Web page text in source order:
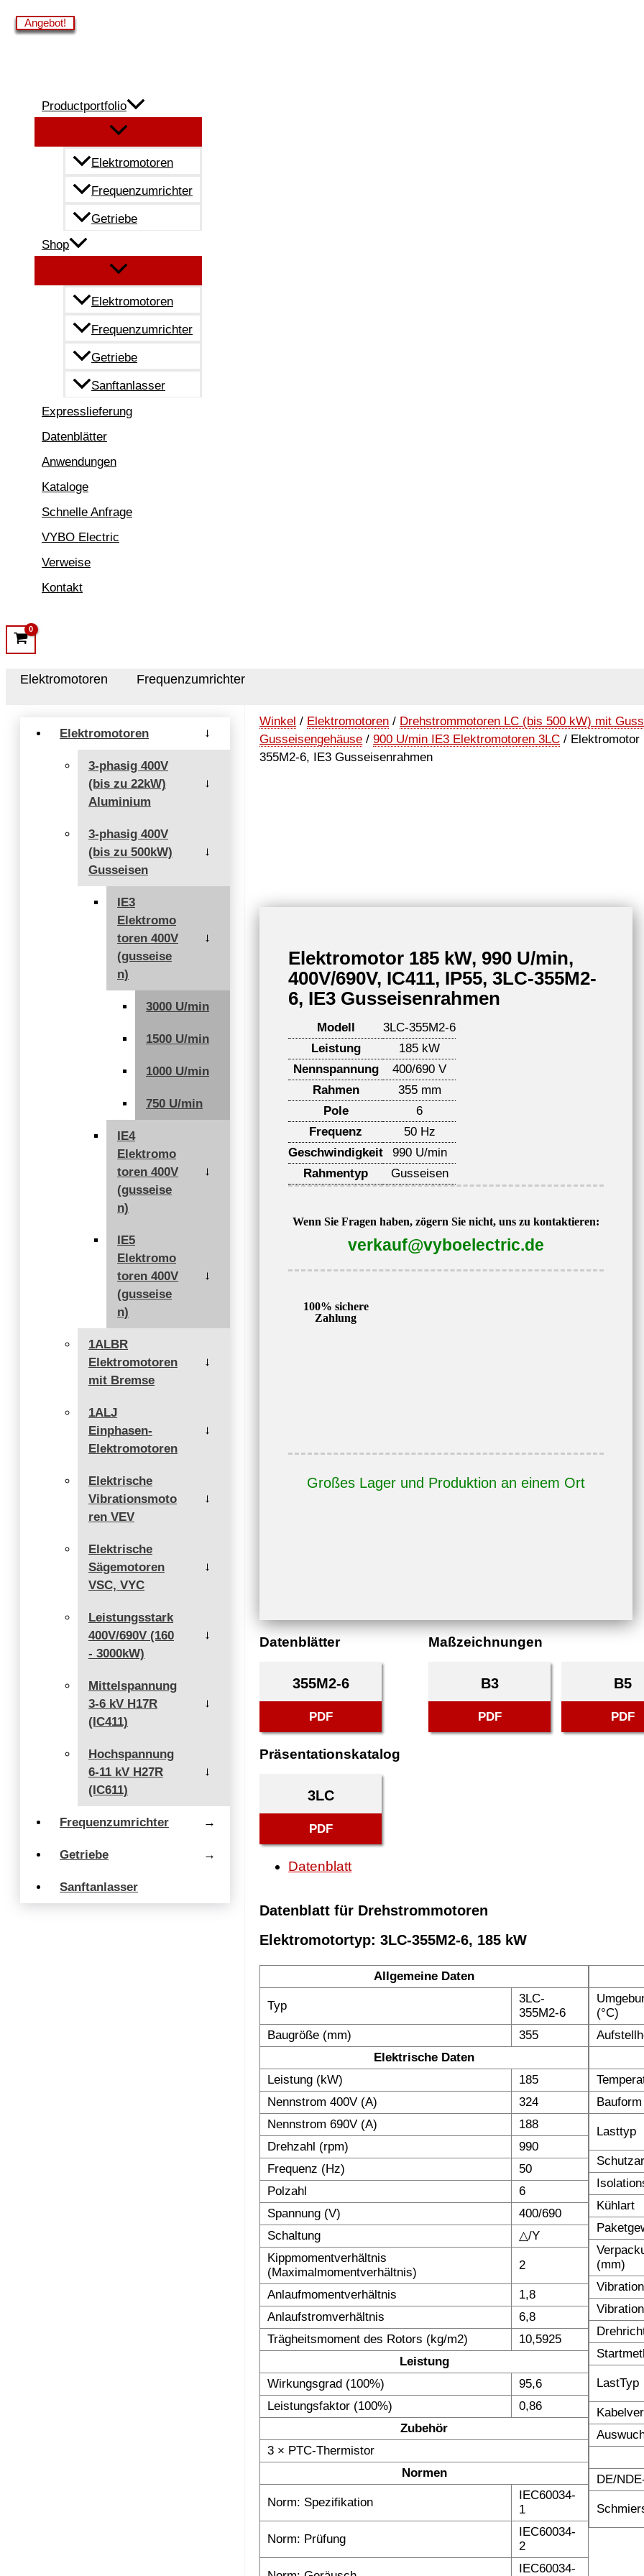
Zum
Inhalt
Productportfolio
Elektromotoren
Frequenzumrichter
Getriebe
Shop
Elektromotoren
Frequenzumrichter
Getriebe
Sanftanlasser
Expresslieferung
Datenblätter
Anwendungen
Kataloge
Schnelle Anfrage
VYBO Electric
Verweise
Kontakt
Elektromotoren Frequenzumrichter
Elektromotoren →
3-phasig 400V
(bis zu 22kW)
Aluminium
→
3-phasig 400V
(bis zu 500kW)
Gusseisen
→
IE3
Elektromo
toren 400V
(gusseise
n)
→
3000 U/min
1500 U/min
1000 U/min
750 U/min
IE4
Elektromo
toren 400V
(gusseise
n)
→
IE5
Elektromo
toren 400V
(gusseise
n)
→
1ALBR
Elektromotoren
mit Bremse
→
1ALJ
Einphasen-
Elektromotoren
→
Elektrische
Vibrationsmoto
ren VEV
→
Elektrische
Sägemotoren
VSC, VYC
→
Leistungsstark
400V/690V (160
- 3000kW)
→
Mittelspannung
3-6 kV H17R
(IC411)
→
Hochspannung
6-11 kV H27R
(IC611)
→
Frequenzumrichter →
Getriebe →
Sanftanlasser
Winkel / Elektromotoren / Drehstrommotoren LC (bis 500 kW) mit
Gusseisengehäuse /900 U/min IE3 Elektromotoren 3LC / Elektromotor
355M2-6, IE3 Gusseisenrahmen
Elektromotor 185 kW, 990 U/min,
400V/690V, IC411, IP55, 3LC-355M2-
6, IE3 Gusseisenrahmen
Modell
3LC-355M2-6
Leistung
185 kW
Nennspannung
400/690 V
Rahmen
355 mm
Pole
6
Frequenz
50 Hz
Geschwindigkeit
990 U/min
Rahmentyp
Gusseisen
Wenn Sie Fragen haben, zögern Sie nicht, uns zu kontaktieren:
verkauf@vyboelectric.de
100% sichere
Zahlung
Großes Lager und Produktion an einem Ort
Datenblätter
355M2-6
PDF
Maßzeichnungen
B3
PDF
B5
PDF
Präsentationskatalog
3LC
PDF
Datenblatt
Datenblatt für Drehstrommotoren
Elektromotortyp: 3LC-355M2-6, 185 kW
Allgemeine Daten
Typ
3LC-
355M2-6
Baugröße (mm)
355
Elektrische Daten
Leistung (kW)
185
Nennstrom 400V (A)
324
Nennstrom 690V (A)
188
Drehzahl (rpm)
990
Frequenz (Hz)
50
Polzahl
6
Spannung (V)
400/690
Schaltung
△/Y
Kippmomentverhältnis
(Maximalmomentverhältnis)
2
Anlaufmomentverhältnis
1,8
Anlaufstromverhältnis
6,8
Trägheitsmoment des Rotors (kg/m2)
10,5925
Leistung
Wirkungsgrad (100%)
95,6
Leistungsfaktor (100%)
0,86
Zubehör
3 × PTC-Thermistor
Normen
Norm: Spezifikation
IEC60034-
1
Norm: Prüfung
IEC60034-
2
IEC60034-
(°C)
Bauform
Lasttyp
Kühlart
(mm)
LastTyp
DE/
Angebot!
Angebot!
Angebot!
Angebot!
Angebot!
Angebot!